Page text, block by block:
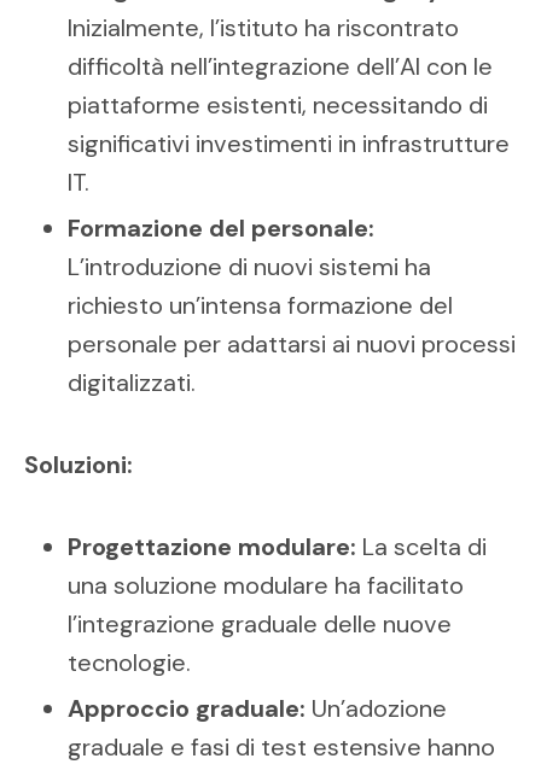
Inizialmente, l’istituto ha riscontrato
difficoltà nell’integrazione dell’AI con le
piattaforme esistenti, necessitando di
significativi investimenti in infrastrutture
IT.
Formazione del personale:
L’introduzione di nuovi sistemi ha
richiesto un’intensa formazione del
personale per adattarsi ai nuovi processi
digitalizzati.
Soluzioni:
Progettazione modulare: La scelta di
una soluzione modulare ha facilitato
l’integrazione graduale delle nuove
tecnologie.
Approccio graduale: Un’adozione
graduale e fasi di test estensive hanno